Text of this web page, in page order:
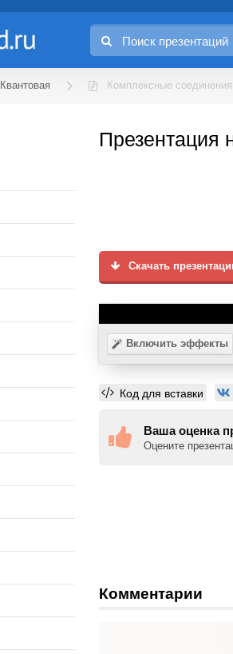
Квантовая Комплексные соединения
Презентация
Скачать
Включить эффекты
Код для вставки
Ваша оценка
Оцените
Комментарии